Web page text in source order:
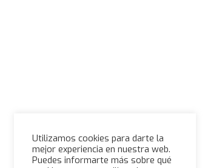
Utilizamos cookies para darte la
mejor experiencia en nuestra web.
Puedes informarte más sobre qué